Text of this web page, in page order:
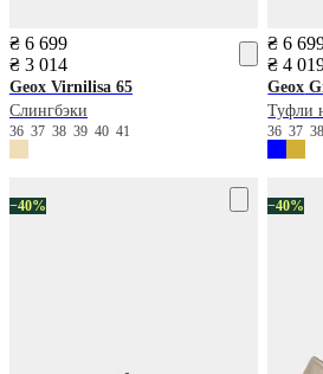
₴ 6 699
₴ 3 014
Geox Virnilisa 65
Слингбэки
36 37 38 39 40 41
₴ 6
₴ 4
Geox
Туфли
3637
−40% −40%